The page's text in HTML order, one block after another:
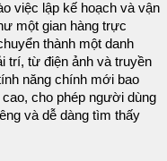
việc lập kế hoạch và vận
một gian hàng trực
thành một danh
trí, từ điện ảnh và truyền
năng chính mới bao
cho phép người dùng
và dễ dàng tìm thấy